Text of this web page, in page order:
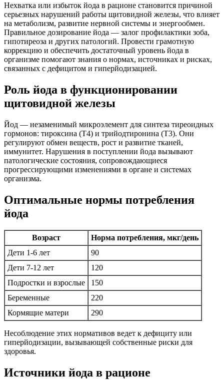
Нехватка или избыток йода в рационе становится причиной
серьезных нарушений работы щитовидной железы, что влияет
на метаболизм, развитие нервной системы и энергообмен.
Правильное дозирование йода — залог профилактики зоба,
гипотиреоза и других патологий. Провести грамотную
коррекцию и обеспечить достаточный уровень йода в
организме помогают знания о нормах, источниках и рисках,
связанных с дефицитом и гиперйодизацией.
Роль йода в функционировании
щитовидной железы
Йод — незаменимый микроэлемент для синтеза тиреоидных
гормонов: тироксина (Т4) и трийодтиронина (Т3). Они
регулируют обмен веществ, рост и развитие тканей,
иммунитет. Нарушения в поступлении йода вызывают
патологические состояния, сопровождающиеся
прогрессирующими изменениями в органе и системах
организма.
Оптимальные нормы потребления
йода
Возраст
Норма потребления, мкг/день
Дети 1-6 лет
90
Дети 7-12 лет
120
Подростки и взрослые
150
Беременные
220
Кормящие матери
290
Несоблюдение этих нормативов ведет к дефициту или
гиперйодизации, вызывающей собственные риски для
здоровья.
Источники йода в рационе